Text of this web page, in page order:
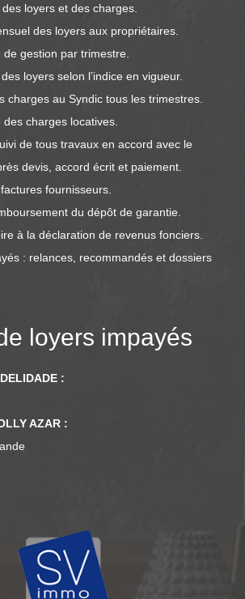
loyers et des charges.
des loyers aux propriétaires.
gestion par trimestre.
loyers selon l’indice en vigueur.
charges au Syndic tous les trimestres.
charges locatives.
de tous travaux en accord avec le
devis, accord écrit et paiement.
fournisseurs.
du dépôt de garantie.
à la déclaration de revenus fonciers.
: relances, recommandés et dossiers
loyers impayés
:
AZAR :